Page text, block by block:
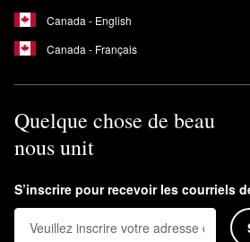
Canada - English
Canada - Français
Quelque chose de beau
nous unit
S’inscrire pour recevoir les courriels